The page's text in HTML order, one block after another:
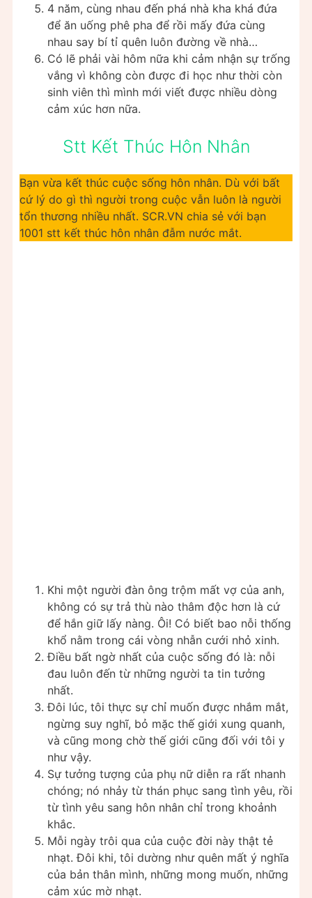
4 năm, cùng nhau đến phá nhà kha khá đứa
để ăn uống phê pha để rồi mấy đứa cùng
nhau say bí tỉ quên luôn đường về nhà…
Có lẽ phải vài hôm nữa khi cảm nhận sự trống
vắng vì không còn được đi học như thời còn
sinh viên thì mình mới viết được nhiều dòng
cảm xúc hơn nữa.
Stt Kết Thúc Hôn Nhân
Bạn vừa kết thúc cuộc sống hôn nhân. Dù với bất
cứ lý do gì thì người trong cuộc vẫn luôn là người
tổn thương nhiều nhất. SCR.VN chia sẻ với bạn
1001 stt kết thúc hôn nhân đẫm nước mắt.
Khi một người đàn ông trộm mất vợ của anh,
không có sự trả thù nào thâm độc hơn là cứ
để hắn giữ lấy nàng. Ôi! Có biết bao nỗi thống
khổ nằm trong cái vòng nhẫn cưới nhỏ xinh.
Điều bất ngờ nhất của cuộc sống đó là: nỗi
đau luôn đến từ những người ta tin tưởng
nhất.
Đôi lúc, tôi thực sự chỉ muốn được nhắm mắt,
ngừng suy nghĩ, bỏ mặc thế giới xung quanh,
và cũng mong chờ thế giới cũng đối với tôi y
như vậy.
Sự tưởng tượng của phụ nữ diễn ra rất nhanh
chóng; nó nhảy từ thán phục sang tình yêu, rồi
từ tình yêu sang hôn nhân chỉ trong khoảnh
khắc.
Mỗi ngày trôi qua của cuộc đời này thật tẻ
nhạt. Đôi khi, tôi dường như quên mất ý nghĩa
của bản thân mình, những mong muốn, những
cảm xúc mờ nhạt.